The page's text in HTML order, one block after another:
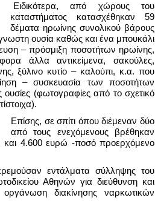
Ειδικότερα, από χώρους του
καταστήματος κατασχέθηκαν 59
δέματα ηρωίνης συνολικού βάρους
ουσία καθώς και ένα μπουκάλι
– πρόσμιξη ποσοτήτων ηρωίνης,
άλλα αντικείμενα, σακούλες,
ξύλινο κυτίο – καλούπι, κ.α. που
– συσκευασία των ποσοτήτων
(φωτογραφίες από το σχετικό
Επίσης, σε σπίτι όπου διέμεναν δύο
από τους ενεχόμενους βρέθηκαν
και 4.600 ευρώ -ποσό προερχόμενο
εντάλματα σύλληψης του
Αθηνών για διεύθυνση και
διακίνησης ναρκωτικών